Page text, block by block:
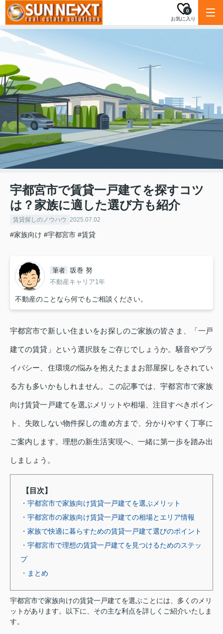
お気に入り
0
宇都宮市で賃貸一戸建てを探すコツ
は？家族に適した選び方も紹介
賃貸探しのノウハウ 2025.07.02
#家族向け #宇都宮市 #賃貸
筆者 坂巻 努
不動産キャリア1年
不動産のことなら何でもご相談ください。
宇都宮市で新しい住まいをお探しのご家族の皆さま、「一戸
建ての賃貸」という選択肢をご存じでしょうか。騒音やプラ
イバシー、住環境の悩みを抱えたままお部屋探しをされてい
る方も多いかもしれません。この記事では、宇都宮市で家族
向け賃貸一戸建てを選ぶメリットや相場、注目すべきポイン
ト、失敗しない物件探しの進め方まで、分かりやすく丁寧に
ご案内します。理想の新生活実現へ、一緒に第一歩を踏み出
しましょう。
【目次】
・宇都宮市で家族向け賃貸一戸建てを選ぶメリット
・宇都宮市の家族向け賃貸一戸建ての相場とエリア情報
・家族で快適に暮らすための賃貸一戸建て選びのポイント
・宇都宮市で理想の賃貸一戸建てを見つけるためのステッ
プ
・まとめ
宇都宮市で家族向けの賃貸一戸建てを選ぶことには、多くのメリ
ットがあります。以下に、その主な利点を詳しくご紹介いたしま
す。